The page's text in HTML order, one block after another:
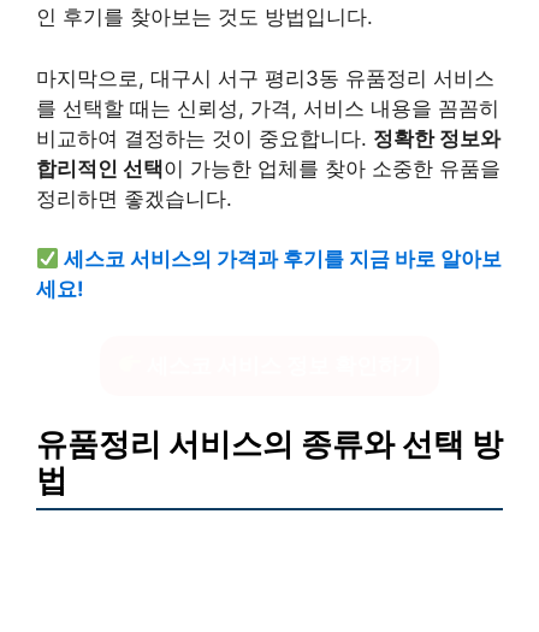
인 후기를 찾아보는 것도 방법입니다.
마지막으로, 대구시 서구 평리3동 유품정리 서비스
를 선택할 때는 신뢰성, 가격, 서비스 내용을 꼼꼼히
비교하여 결정하는 것이 중요합니다. 정확한 정보와
합리적인 선택이 가능한 업체를 찾아 소중한 유품을
정리하면 좋겠습니다.
세스코 서비스의 가격과 후기를 지금 바로 알아보
세요!
유품정리 서비스의 종류와 선택 방
법